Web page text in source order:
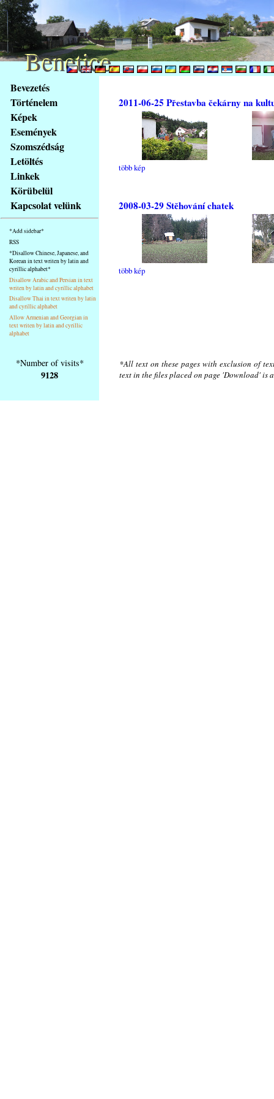
obsah
stránky
Klávesové
zkratky
tomto
webu
základní
Hlavní
strana
Bevezetés
Történelem
Képek
Események
Szomszédság
Letöltés
Linkek
Körübelül
Kapcsolat velünk
*Add sidebar*
RSS
*Disallow Chinese, Japanese, and
Korean in text writen by latin and
cyrillic alphabet*
Disallow Arabic and Persian in text
writen by latin and cyrillic alphabet
Disallow Thai in text writen by latin
and cyrillic alphabet
Allow Armenian and Georgian in
text writen by latin and cyrillic
alphabet
2011-06-25 Přestavba čekárny na
több kép
2008-03-29 Stěhování chatek
több kép
*Number of visits*
9128
*All text on these pages with exclusion of
text in the files placed on page 'Download'
Benetice
Benetice